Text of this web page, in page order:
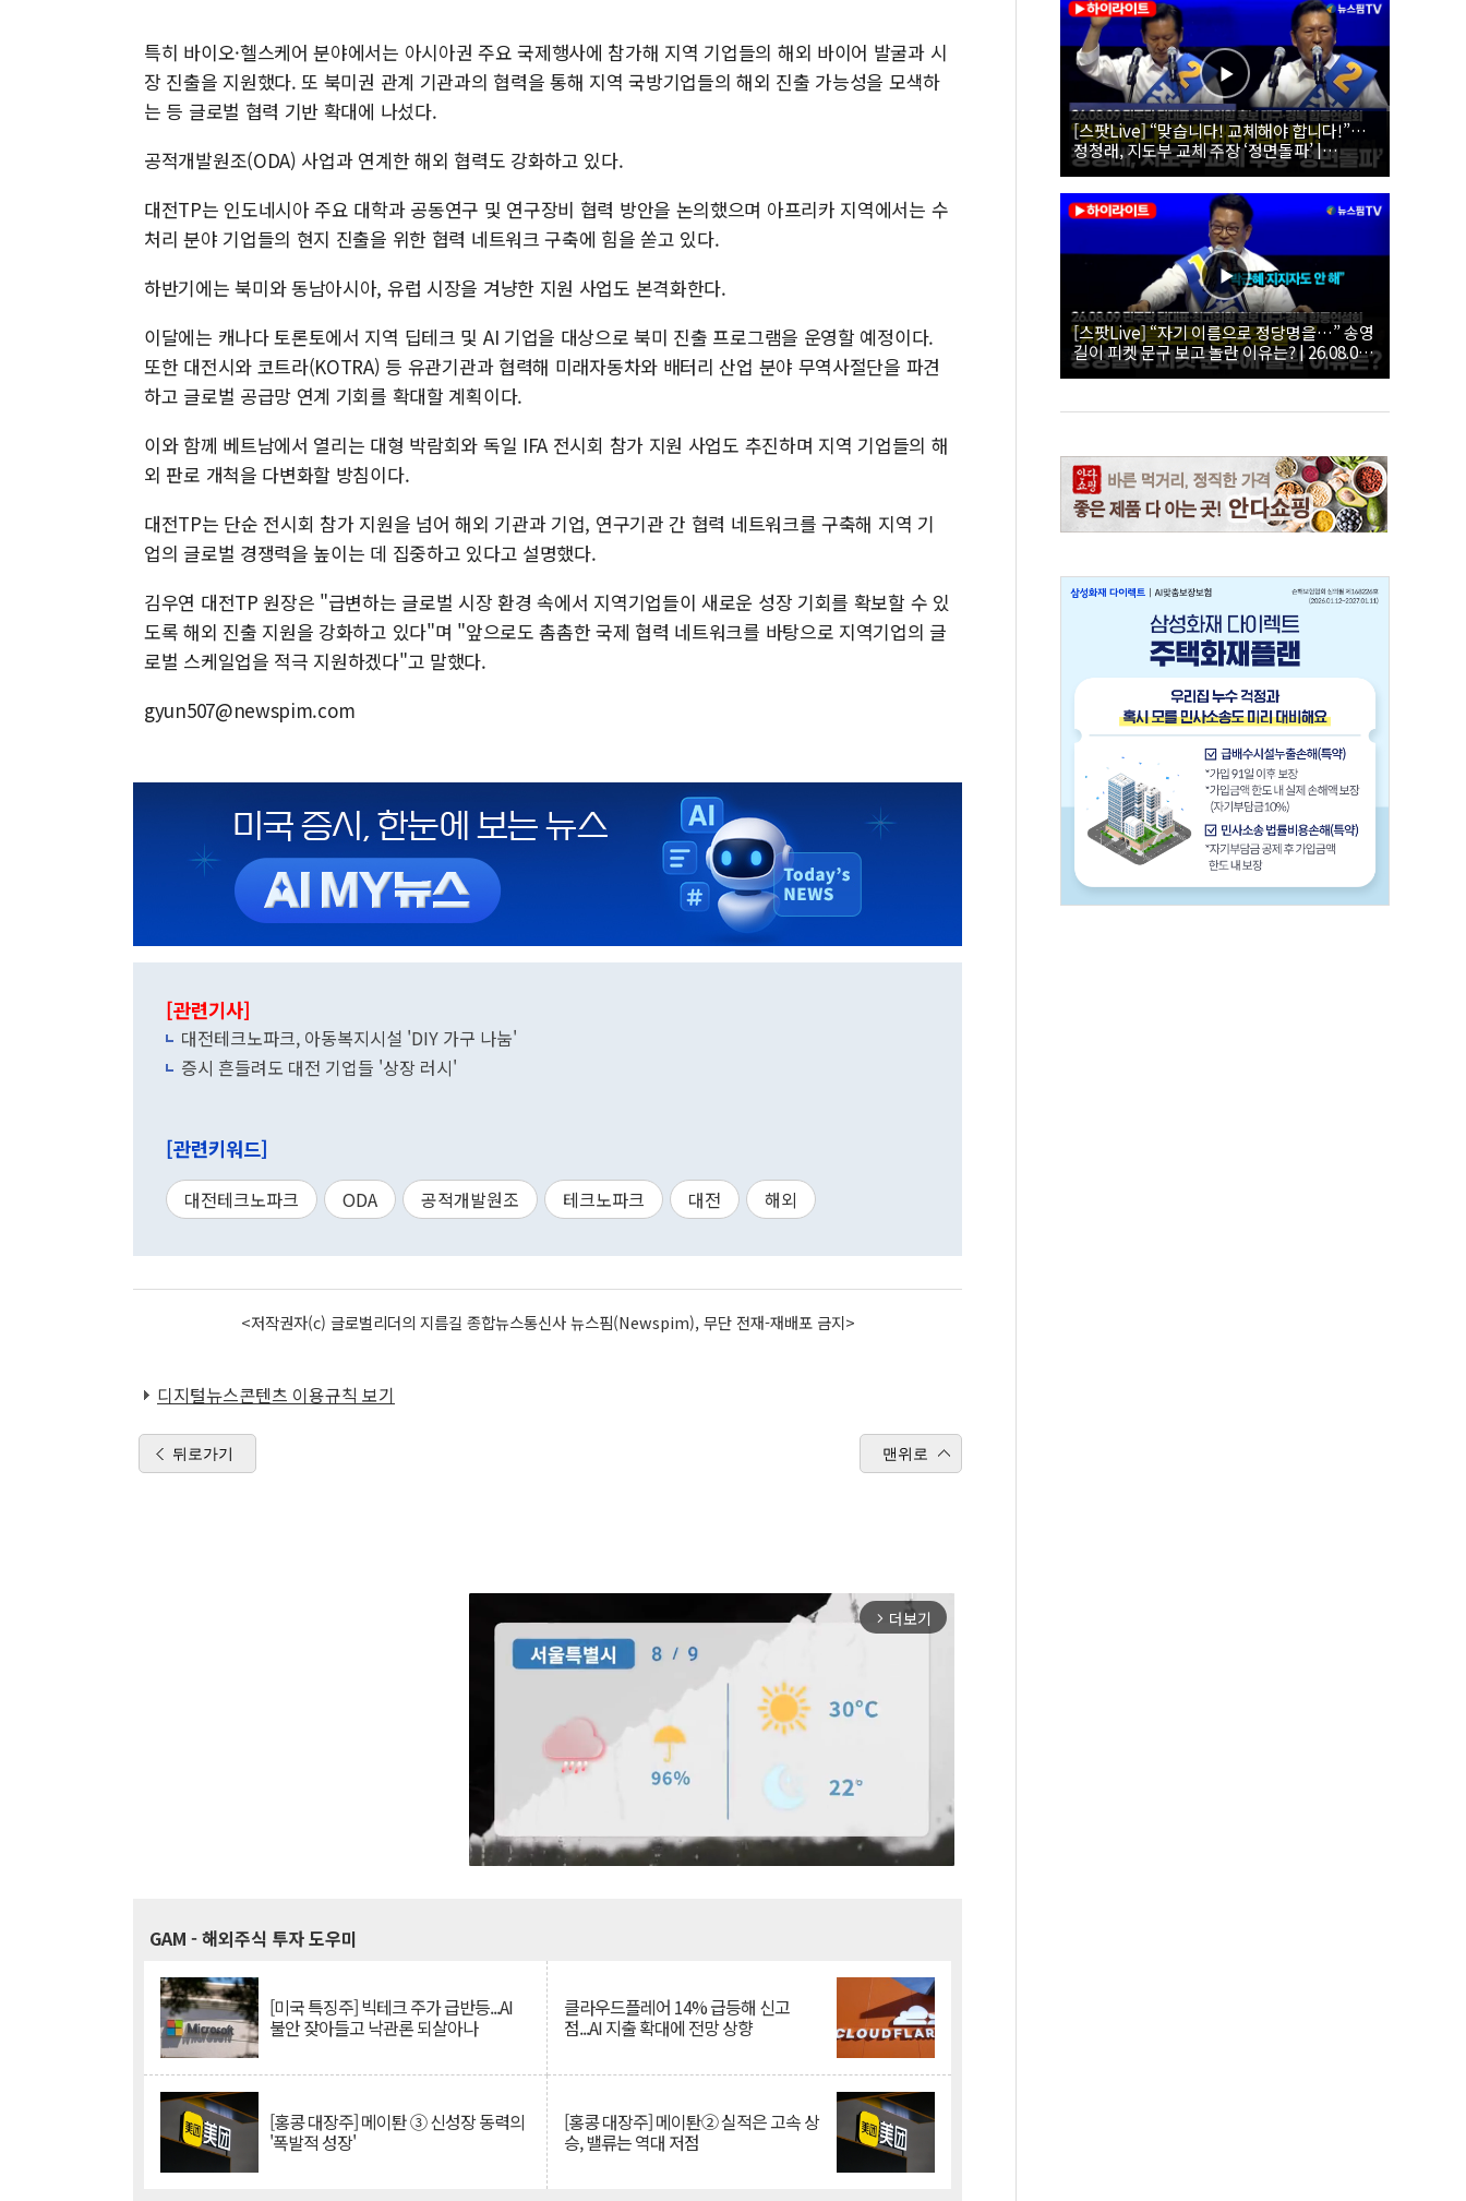
특히 바이오·헬스케어 분야에서는 아시아권 주요 국제행사에 참가해 지역 기업들의 해외 바이어 발굴과 시
장 진출을 지원했다. 또 북미권 관계 기관과의 협력을 통해 지역 국방기업들의 해외 진출 가능성을 모색하
는 등 글로벌 협력 기반 확대에 나섰다.
공적개발원조(ODA) 사업과 연계한 해외 협력도 강화하고 있다.
대전TP는 인도네시아 주요 대학과 공동연구 및 연구장비 협력 방안을 논의했으며 아프리카 지역에서는 수
처리 분야 기업들의 현지 진출을 위한 협력 네트워크 구축에 힘을 쏟고 있다.
하반기에는 북미와 동남아시아, 유럽 시장을 겨냥한 지원 사업도 본격화한다.
이달에는 캐나다 토론토에서 지역 딥테크 및 AI 기업을 대상으로 북미 진출 프로그램을 운영할 예정이다.
또한 대전시와 코트라(KOTRA) 등 유관기관과 협력해 미래자동차와 배터리 산업 분야 무역사절단을 파견
하고 글로벌 공급망 연계 기회를 확대할 계획이다.
이와 함께 베트남에서 열리는 대형 박람회와 독일 IFA 전시회 참가 지원 사업도 추진하며 지역 기업들의 해
외 판로 개척을 다변화할 방침이다.
대전TP는 단순 전시회 참가 지원을 넘어 해외 기관과 기업, 연구기관 간 협력 네트워크를 구축해 지역 기
업의 글로벌 경쟁력을 높이는 데 집중하고 있다고 설명했다.
김우연 대전TP 원장은 "급변하는 글로벌 시장 환경 속에서 지역기업들이 새로운 성장 기회를 확보할 수 있
도록 해외 진출 지원을 강화하고 있다"며 "앞으로도 촘촘한 국제 협력 네트워크를 바탕으로 지역기업의 글
로벌 스케일업을 적극 지원하겠다"고 말했다.
gyun507@newspim.com
[관련기사]
대전테크노파크, 아동복지시설 'DIY 가구 나눔'
증시 흔들려도 대전 기업들 '상장 러시'
[관련키워드]
대전테크노파크 ODA 공적개발원조 테크노파크 대전 해외
<저작권자(c) 글로벌리더의 지름길 종합뉴스통신사 뉴스핌(Newspim), 무단 전재-재배포 금지>
디지털뉴스콘텐츠 이용규칙 보기
뒤로가기 맨위로
arrow_forward_ios 더보기
GAM - 해외주식 투자 도우미
[미국 특징주] 빅테크 주가 급반등...AI
불안 잦아들고 낙관론 되살아나
클라우드플레어 14% 급등해 신고
점...AI 지출 확대에 전망 상향
[홍콩 대장주] 메이퇀 ③ 신성장 동력의
'폭발적 성장'
[홍콩 대장주] 메이퇀② 실적은 고속 상
승, 밸류는 역대 저점
[스팟Live] “맞습니다! 교체해야 합니다!”…
정청래, 지도부 교체 주장 ‘정면돌파’ |
26.08.09 더불어민주당 당대표·최고위원 후
보 대구·경북 합동연설회
[스팟Live] “자기 이름으로 정당명을…” 송영
길이 피켓 문구 보고 놀란 이유는? | 26.08.09
더불어민주당 당대표·최고위원 후보 대구·경